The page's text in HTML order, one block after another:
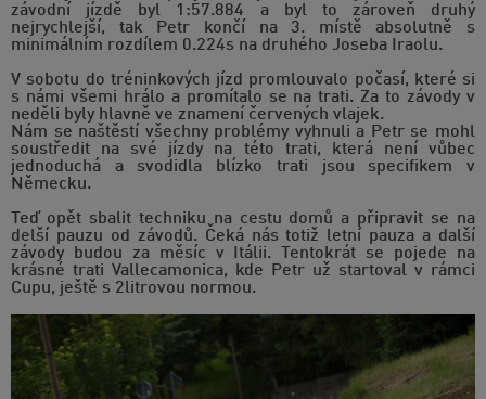
závodní jízdě byl 1:57.884 a byl to zároveň druhý
nejrychlejší, tak Petr končí na 3. místě absolutně s
minimálním rozdílem 0.224s na druhého Joseba Iraolu.
V sobotu do tréninkových jízd promlouvalo počasí, které si
s námi všemi hrálo a promítalo se na trati. Za to závody v
neděli byly hlavně ve znamení červených vlajek.
Nám se naštěstí všechny problémy vyhnuli a Petr se mohl
soustředit na své jízdy na této trati, která není vůbec
jednoduchá a svodidla blízko trati jsou specifikem v
Německu.
Teď opět sbalit techniku na cestu domů a připravit se na
delší pauzu od závodů. Čeká nás totiž letní pauza a další
závody budou za měsíc v Itálii. Tentokrát se pojede na
krásné trati Vallecamonica, kde Petr už startoval v rámci
Cupu, ještě s 2litrovou normou.